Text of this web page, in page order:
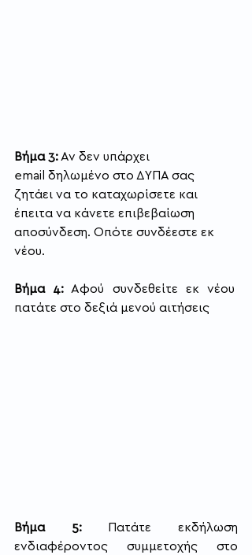
Βήμα 3: Αν δεν υπάρχει
email δηλωμένο στο ΔΥΠΑ σας
ζητάει να το καταχωρίσετε και
έπειτα να κάνετε επιβεβαίωση
αποσύνδεση. Οπότε συνδέεστε εκ
νέου.
Βήμα 4: Αφού συνδεθείτε εκ νέου
πατάτε στο δεξιά μενού αιτήσεις
Βήμα 5: Πατάτε εκδήλωση
ενδιαφέροντος συμμετοχής στο